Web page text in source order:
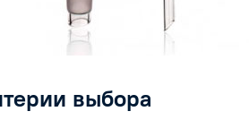
выбора